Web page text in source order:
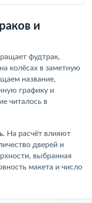
и
фудтрак,
колёсах в заметную
название,
графику и
читалось в
На расчёт влияют
дверей и
выбранная
макета и число